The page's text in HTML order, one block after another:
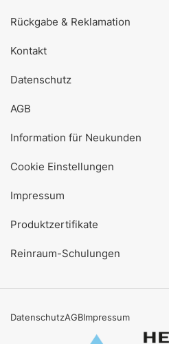
Rückgabe & Reklamation
Kontakt
Datenschutz
AGB
Information für Neukunden
Cookie Einstellungen
Impressum
Produktzertifikate
Reinraum-Schulungen
DatenschutzAGBImpressum